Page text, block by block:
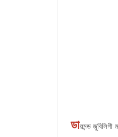
ডায়মন্ড জুবিলিগী